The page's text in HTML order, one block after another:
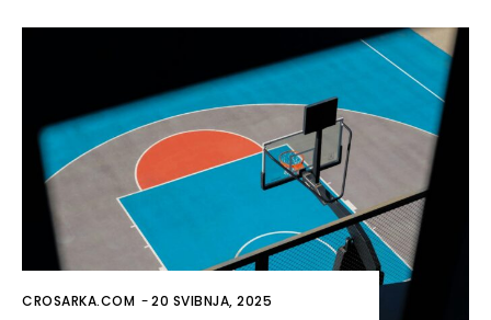
CROSARKA.COM -20 SVIBNJA, 2025